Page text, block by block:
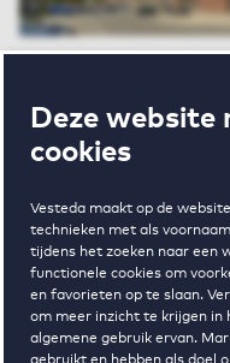
Deze
cookies
Vesteda maakt op de
technieken met als
tijdens het zoeken naar een
functionele cookies om
en favorieten op te slaan.
om meer inzicht te krijgen in
algemene gebruik ervan.
Gerenstein-Gallery
1098